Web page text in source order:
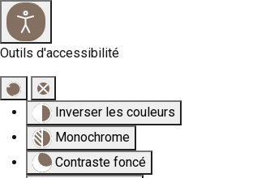
Outils d'accessibilité
Inverser les couleurs
Monochrome
Contraste foncé